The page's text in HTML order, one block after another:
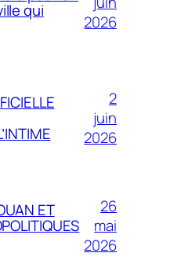
qui
2026
2
juin
2026
ET
26
mai
2026